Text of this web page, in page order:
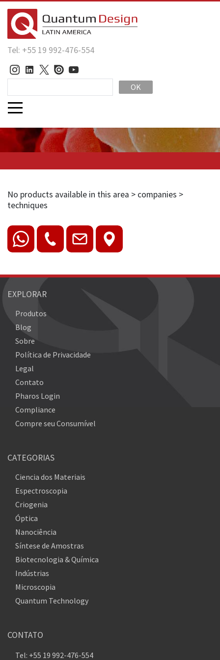
Tel: +55 19 992-476-554
OK
No products available in this area > companies >
techniques
EXPLORAR
Produtos
Blog
Sobre
Política de Privacidade
Legal
Contato
Pharos Login
Compliance
Compre seu Consumível
CATEGORIAS
Ciencia dos Materiais
Espectroscopia
Criogenia
Óptica
Nanociência
Síntese de Amostras
Biotecnologia & Química
Indústrias
Microscopia
Quantum Technology
CONTATO
Tel: +55 19 992-476-554